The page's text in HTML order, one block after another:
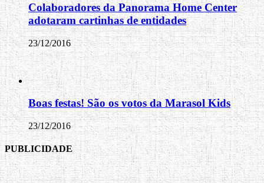
Colaboradores da Panorama Home Center
adotaram cartinhas de entidades
23/12/2016
Boas festas! São os votos da Marasol Kids
23/12/2016
PUBLICIDADE